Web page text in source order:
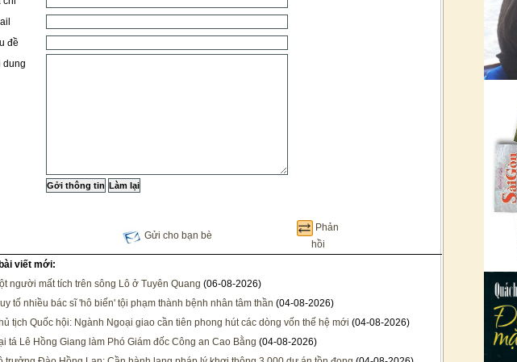
đề
dung
Gửi cho bạn bè
Phản
hồi
viết mới:
người mất tích trên sông Lô ở Tuyên Quang (06-08-2026)
tố nhiều bác sĩ 'hô biến' tội phạm thành bệnh nhân tâm thần (04-08-2026)
tịch Quốc hội: Ngành Ngoại giao cần tiên phong hút các dòng vốn thế hệ mới (04-08-2026)
tá Lê Hồng Giang làm Phó Giám đốc Công an Cao Bằng (04-08-2026)